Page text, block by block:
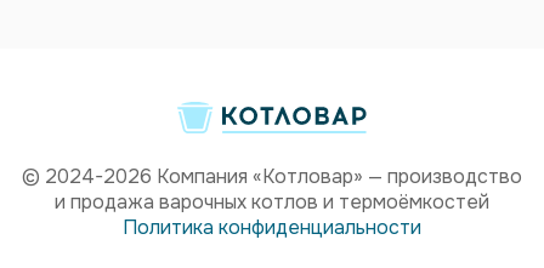
© 2024-2026 Компания «Котловар» — производство
и продажа варочных котлов и термоёмкостей
Политика конфиденциальности